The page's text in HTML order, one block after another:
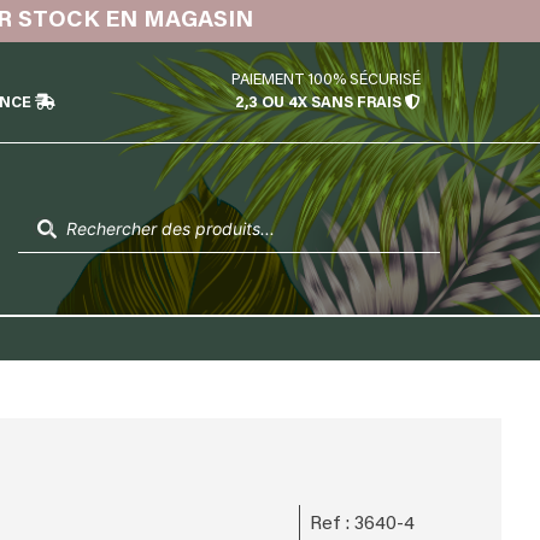
PAIEMENT 100% SÉCURISÉ
2,3 OU 4X SANS FRAIS
de
produits
Ref : 3640-4